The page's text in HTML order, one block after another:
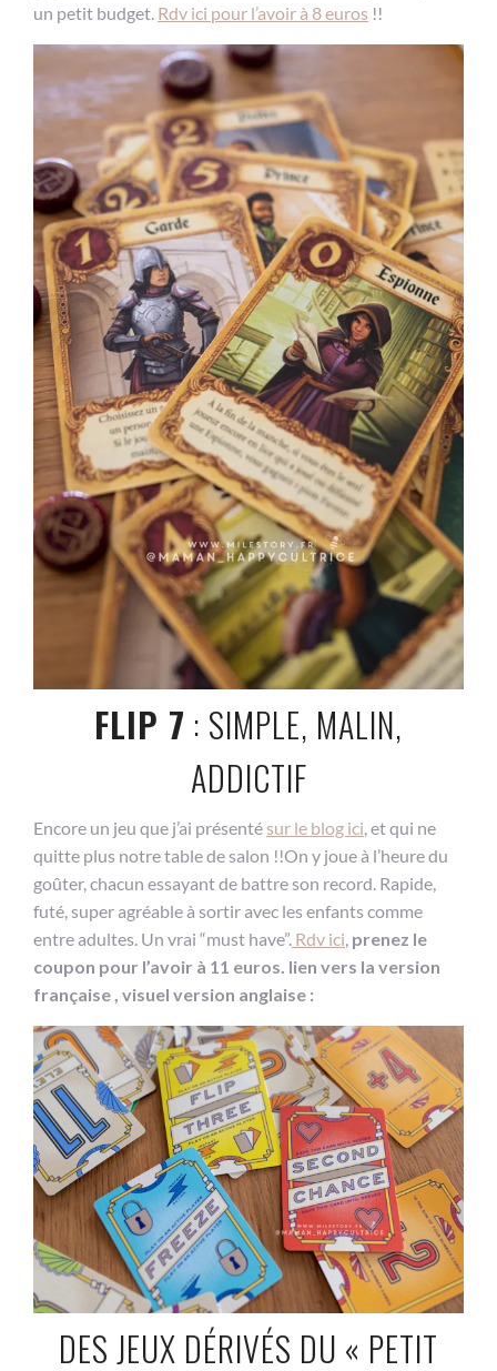
un petit budget. Rdv ici pour l’avoir à 8 euros !!
FLIP 7 : SIMPLE, MALIN,
ADDICTIF
Encore un jeu que j’ai présenté sur le blog ici, et qui ne
quitte plus notre table de salon !!On y joue à l’heure du
goûter, chacun essayant de battre son record. Rapide,
futé, super agréable à sortir avec les enfants comme
entre adultes. Un vrai “must have”. Rdv ici, prenez le
coupon pour l’avoir à 11 euros. lien vers la version
française , visuel version anglaise :
DES JEUX DÉRIVÉS DU « PETIT